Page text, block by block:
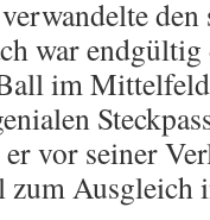
war endgültig
im
vor seiner
zum Ausgleich